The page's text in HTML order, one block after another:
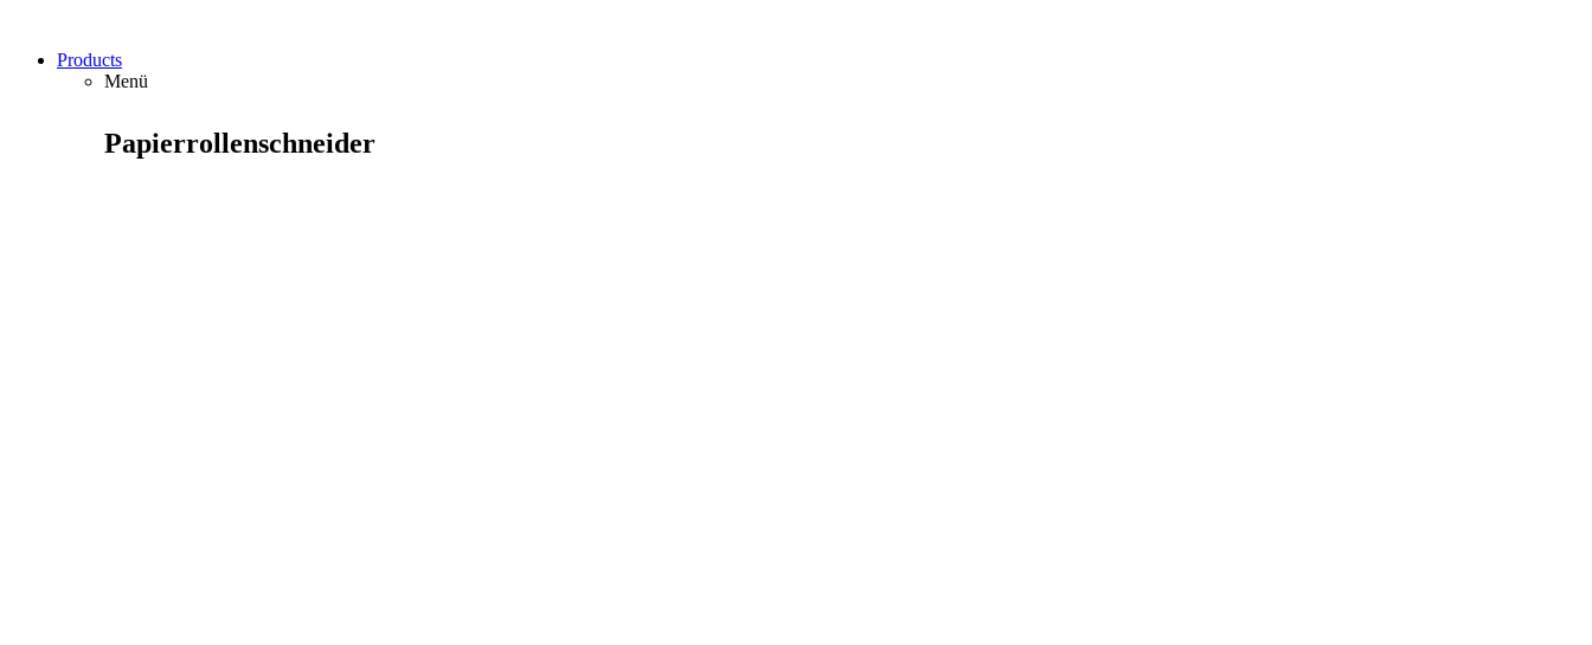
Products
Menü
Papierrollenschneider